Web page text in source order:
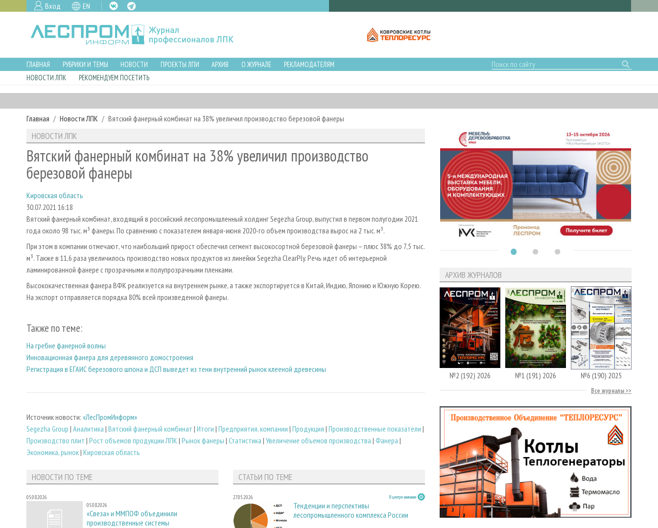
Вход EN
ГЛАВНАЯ РУБРИКИ И ТЕМЫ НОВОСТИ ПРОЕКТЫ ЛПИ АРХИВ О ЖУРНАЛЕ
РЕКЛАМОДАТЕЛЯМ
НОВОСТИ ЛПК
РЕКОМЕНДУЕМ ПОСЕТИТЬ
Главная Новости ЛПК Вятский фанерный комбинат на 38% увеличил производство березовой фанеры
НОВОСТИ ЛПК
Вятский фанерный комбинат на 38% увеличил производство
березовой фанеры
Кировская область
30.07.2021 16:18
Вятский фанерный комбинат, входящий в российский лесопромышленный холдинг Segezha Group, выпустил в первом полугодии 2021
года около 98 тыс. м³ фанеры. По сравнению с показателем января-июня 2020-го объем производства вырос на 2 тыс. м³.
При этом в компании отмечают, что наибольший прирост обеспечил сегмент высокосортной березовой фанеры – плюс 38% до 7,5 тыс.
м³. Также в 11,6 раза увеличилось производство новых продуктов из линейки Segezha ClearPly. Речь идет об интерьерной
ламинированной фанере с прозрачными и полупрозрачными пленками.
Высококачественная фанера ВФК реализуется на внутреннем рынке, а также экспортируется в Китай, Индию, Японию и Южную Корею.
На экспорт отправляется порядка 80% всей произведенной фанеры.
Также по теме:
На гребне фанерной волны
Инновационная фанера для деревянного домостроения
Регистрация в ЕГАИС березового шпона и ДСП выведет из тени внутренний рынок клееной древесины
Источник новости: «ЛесПромИнформ»
Segezha Group | Аналитика | Вятский фанерный комбинат | Итоги | Предприятия, компании | Продукция | Производственные показатели |
Производство плит | Рост объемов продукции ЛПК | Рынок фанеры | Статистика | Увеличение объемов производства | Фанера |
Экономика, рынок| Кировская область
НОВОСТИ ПО ТЕМЕ
05.08.2026
05.08.2026
«Свеза» и ММПОФ объединили
производственные системы
СТАТЬИ ПО ТЕМЕ
27.05.2026 В центре внимания
Тенденции и перспективы
лесопромышленного комплекса России
АРХИВ ЖУРНАЛОВ
№2 (192) 2026 №1 (191) 2026 №6 (190) 2025
Все журналы